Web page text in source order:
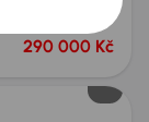
290 000 Kč